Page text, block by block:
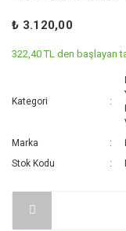
₺ 3.120,00
322,40 TL den başlayan
Kategori
Marka
Stok Kodu